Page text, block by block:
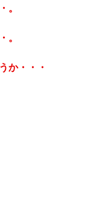
。
。
か・・・